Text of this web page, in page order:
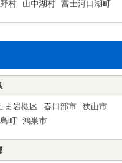
村 山中湖村 富士河口湖町
ま岩槻区 春日部市
狭山市
町 鴻巣市